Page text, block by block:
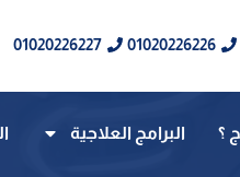
01020226226
01020226227
؟ البرامج العلاجية